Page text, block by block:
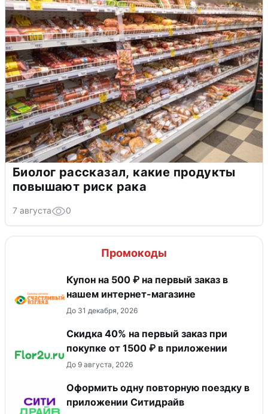
Биолог рассказал, какие продукты
повышают риск рака
7 августа 0
Промокоды
Купон на 500 ₽ на первый заказ в
нашем интернет-магазине
До 31 декабря, 2026
Скидка 40% на первый заказ при
покупке от 1500 ₽ в приложении
До 9 августа, 2026
Оформить одну повторную поездку в
приложении Ситидрайв